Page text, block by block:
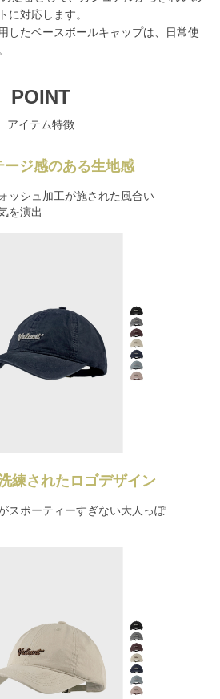
に対応します。
したベースボールキャップは、日常使
POINT
アイテム特徴
ージ感のある生地感
ッシュ加工が施された風合い
を演出
練されたロゴデザイン
スポーティーすぎない大人っぽ